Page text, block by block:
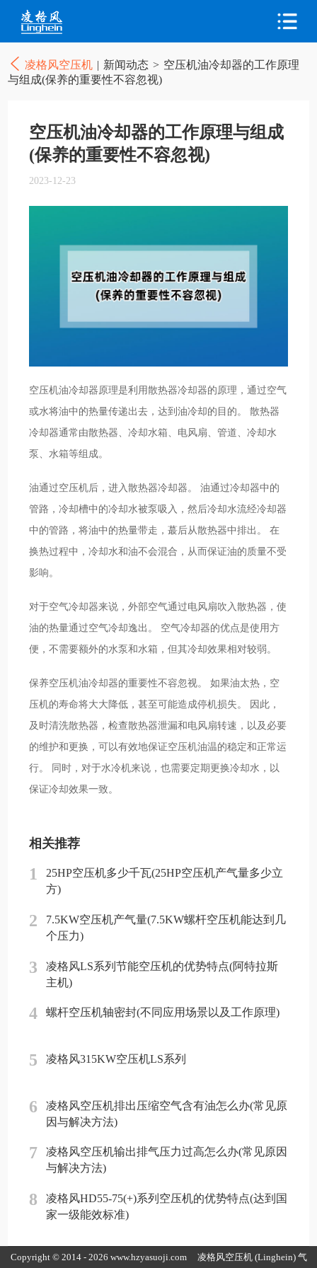
凌格风空压机 | 新闻动态 > 空压机油冷却器的工作原理
与组成(保养的重要性不容忽视)
空压机油冷却器的工作原理与组成
(保养的重要性不容忽视)
2023-12-23
空压机油冷却器原理是利用散热器冷却器的原理，通过空气
或水将油中的热量传递出去，达到油冷却的目的。 散热器
冷却器通常由散热器、冷却水箱、电风扇、管道、冷却水
泵、水箱等组成。
油通过空压机后，进入散热器冷却器。 油通过冷却器中的
管路，冷却槽中的冷却水被泵吸入，然后冷却水流经冷却器
中的管路，将油中的热量带走，蕞后从散热器中排出。 在
换热过程中，冷却水和油不会混合，从而保证油的质量不受
影响。
对于空气冷却器来说，外部空气通过电风扇吹入散热器，使
油的热量通过空气冷却逸出。 空气冷却器的优点是使用方
便，不需要额外的水泵和水箱，但其冷却效果相对较弱。
保养空压机油冷却器的重要性不容忽视。 如果油太热，空
压机的寿命将大大降低，甚至可能造成停机损失。 因此，
及时清洗散热器，检查散热器泄漏和电风扇转速，以及必要
的维护和更换，可以有效地保证空压机油温的稳定和正常运
行。 同时，对于水冷机来说，也需要定期更换冷却水，以
保证冷却效果一致。
相关推荐
1
25HP空压机多少千瓦(25HP空压机产气量多少立
方)
2
7.5KW空压机产气量(7.5KW螺杆空压机能达到几
个压力)
3
凌格风LS系列节能空压机的优势特点(阿特拉斯
主机)
4 螺杆空压机轴密封(不同应用场景以及工作原理)
5 凌格风315KW空压机LS系列
6
凌格风空压机排出压缩空气含有油怎么办(常见原
因与解决方法)
7
凌格风空压机输出排气压力过高怎么办(常见原因
与解决方法)
8
凌格风HD55-75(+)系列空压机的优势特点(达到国
家一级能效标准)
Copyright © 2014 - 2026 www.hzyasuoji.com 凌格风空压机 (Linghein) 气